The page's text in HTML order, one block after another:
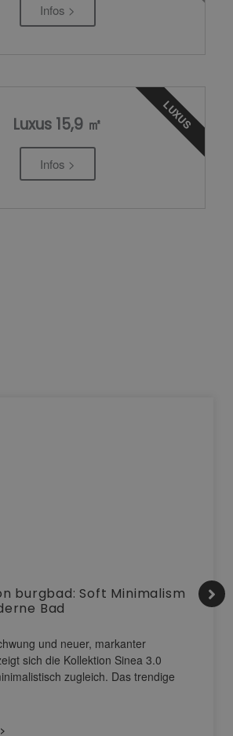
Infos >
Luxus 15,9 ㎡
Infos >
LUXUS
burgbad: Soft Minimalism
Bad
und neuer, markanter
sich die Kollektion Sinea 3.0
zugleich. Das trendige